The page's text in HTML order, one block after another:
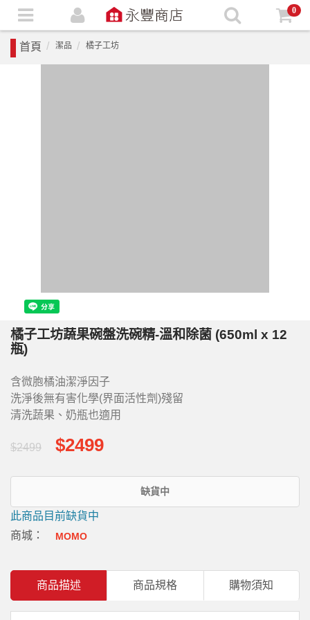
0
首頁 潔品 橘子工坊
橘子工坊蔬果碗盤洗碗精-溫和除菌 (650ml x 12
瓶)
含微胞橘油潔淨因子
洗淨後無有害化學(界面活性劑)殘留
清洗蔬果、奶瓶也適用
$2499 $2499
缺貨中
此商品目前缺貨中
商城：
MOMO
商品描述 商品規格 購物須知